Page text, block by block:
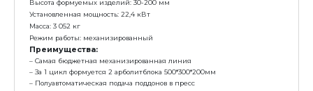
3. Маслостанция
4. Поддон технологический - 4 шт
5. Пуансон матрица арболитблок 500*300*200
6. Модуль загрузки смеси "С"
7. Модуль подачи поддонов "П"